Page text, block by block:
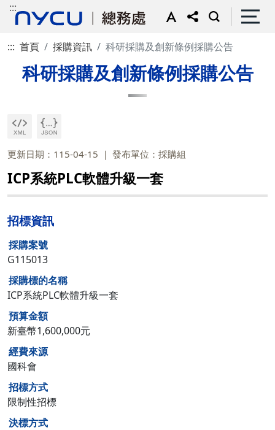
:::
::: 首頁 採購資訊 科研採購及創新條例採購公告
科研採購及創新條例採購公告
更新日期：115-04-15 發布單位：採購組
ICP系統PLC軟體升級一套
招標資訊
採購案號
G115013
採購標的名稱
ICP系統PLC軟體升級一套
預算金額
新臺幣1,600,000元
經費來源
國科會
招標方式
限制性招標
決標方式